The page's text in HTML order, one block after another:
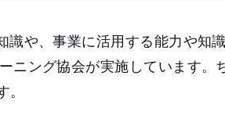
識や、事業に活用する能力や知
ニング協会が実施しています。